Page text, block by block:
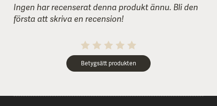
5 stars
4 stars
3 stars
2 stars
Namn eller smeknamn:
Ingen har recenserat denna produkt ännu. Bli den
första att skriva en recension!
Betygsätt produkten